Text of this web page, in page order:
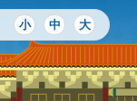
小 中 大